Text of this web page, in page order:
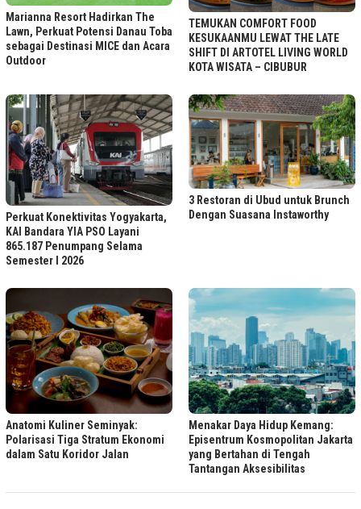
Marianna Resort Hadirkan The
Lawn, Perkuat Potensi Danau Toba
sebagai Destinasi MICE dan Acara
Outdoor
TEMUKAN COMFORT FOOD
KESUKAANMU LEWAT THE LATE
SHIFT DI ARTOTEL LIVING WORLD
KOTA WISATA – CIBUBUR
Perkuat Konektivitas Yogyakarta,
KAI Bandara YIA PSO Layani
865.187 Penumpang Selama
Semester I 2026
3 Restoran di Ubud untuk Brunch
Dengan Suasana Instaworthy
Anatomi Kuliner Seminyak:
Polarisasi Tiga Stratum Ekonomi
dalam Satu Koridor Jalan
Menakar Daya Hidup Kemang:
Episentrum Kosmopolitan Jakarta
yang Bertahan di Tengah
Tantangan Aksesibilitas